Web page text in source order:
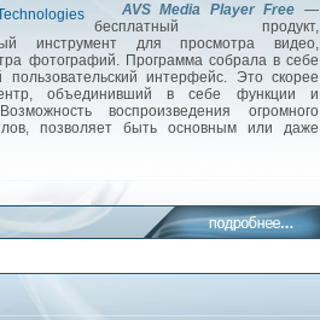
AVS Media Player Free —
бесплатный продукт,
инструмент для просмотра видео,
фотографий. Программа собрала в себе
интерфейс. Это скорее
объединивший в себе функции и
воспроизведения огромного
позволяет быть основным или даже